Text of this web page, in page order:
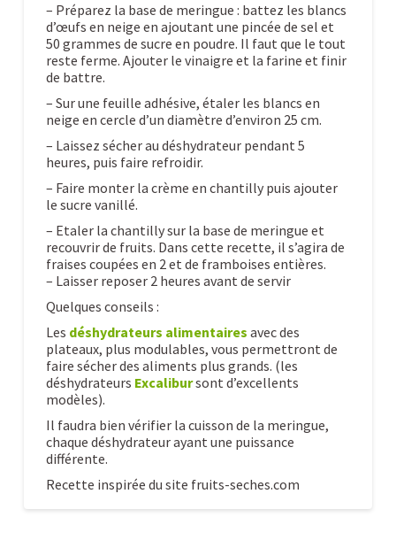
– Préparez la base de meringue : battez les blancs
d’œufs en neige en ajoutant une pincée de sel et
50 grammes de sucre en poudre. Il faut que le tout
reste ferme. Ajouter le vinaigre et la farine et finir
de battre.
– Sur une feuille adhésive, étaler les blancs en
neige en cercle d’un diamètre d’environ 25 cm.
– Laissez sécher au déshydrateur pendant 5
heures, puis faire refroidir.
– Faire monter la crème en chantilly puis ajouter
le sucre vanillé.
– Etaler la chantilly sur la base de meringue et
recouvrir de fruits. Dans cette recette, il s’agira de
fraises coupées en 2 et de framboises entières.
– Laisser reposer 2 heures avant de servir
Quelques conseils :
Les déshydrateurs alimentaires avec des
plateaux, plus modulables, vous permettront de
faire sécher des aliments plus grands. (les
déshydrateurs Excalibursont d’excellents
modèles).
Il faudra bien vérifier la cuisson de la meringue,
chaque déshydrateur ayant une puissance
différente.
Recette inspirée du site fruits-seches.com
Recette